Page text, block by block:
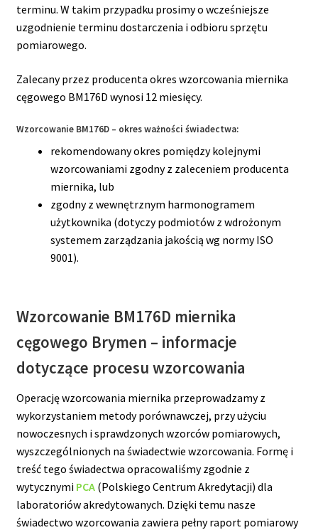
terminu. W takim przypadku prosimy o wcześniejsze
uzgodnienie terminu dostarczenia i odbioru sprzętu
pomiarowego.
Zalecany przez producenta okres wzorcowania miernika
cęgowego BM176D wynosi 12 miesięcy.
Wzorcowanie BM176D – okres ważności świadectwa:
rekomendowany okres pomiędzy kolejnymi
wzorcowaniami zgodny z zaleceniem producenta
miernika, lub
zgodny z wewnętrznym harmonogramem
użytkownika (dotyczy podmiotów z wdrożonym
systemem zarządzania jakością wg normy ISO
9001).
Wzorcowanie BM176D miernika
cęgowego Brymen – informacje
dotyczące procesu wzorcowania
Operację wzorcowania miernika przeprowadzamy z
wykorzystaniem metody porównawczej, przy użyciu
nowoczesnych i sprawdzonych wzorców pomiarowych,
wyszczególnionych na świadectwie wzorcowania. Formę i
treść tego świadectwa opracowaliśmy zgodnie z
wytycznymi PCA(Polskiego Centrum Akredytacji) dla
laboratoriów akredytowanych. Dzięki temu nasze
świadectwo wzorcowania zawiera pełny raport pomiarowy